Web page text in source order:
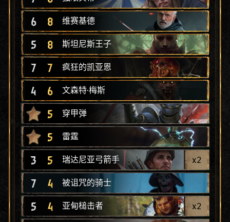
6 8 维赛基德
5 8 斯坦尼斯王子
7 7 疯狂的凯亚恩
4 6 文森特·梅斯
5 穿甲弹
5 雷霆
3 5 瑞达尼亚弓箭手 x2
7 4 被诅咒的骑士
5 4 亚甸槌击者 x2